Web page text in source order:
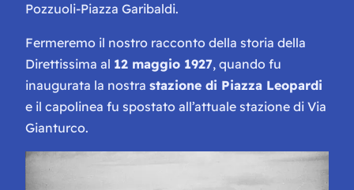
Pozzuoli-Piazza Garibaldi.
Fermeremo il nostro racconto della storia della
Direttissima al 12 maggio 1927, quando fu
inaugurata la nostra stazione di Piazza Leopardi
e il capolinea fu spostato all’attuale stazione di Via
Gianturco.